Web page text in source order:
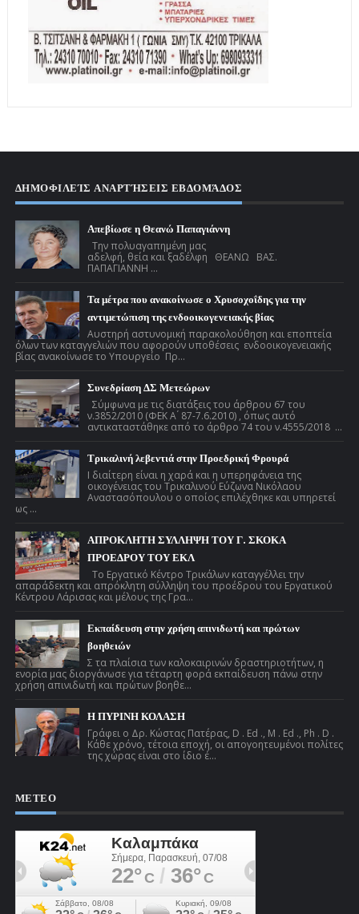
ΔΗΜΟΦΙΛΕΊΣ ΑΝΑΡΤΉΣΕΙΣ ΕΒΔΟΜΆΔΟΣ
Απεβίωσε η Θεανώ Παπαγιάννη
Την πολυαγαπημένη μας
αδελφή, θεία και ξαδέλφη ΘΕΑΝΩ ΒΑΣ.
ΠΑΠΑΓΙΑΝΝΗ ...
Τα μέτρα που ανακοίνωσε ο Χρυσοχοΐδης για την
αντιμετώπιση της ενδοοικογενειακής βίας
Αυστηρή αστυνομική παρακολούθηση και εποπτεία
όλων των καταγγελιών που αφορούν υποθέσεις ενδοοικογενειακής
βίας ανακοίνωσε το Υπουργείο Πρ...
Συνεδρίαση ΔΣ Μετεώρων
Σύμφωνα με τις διατάξεις του άρθρου 67 του
ν.3852/2010 (ΦΕΚ Α ́ 87-7.6.2010) , όπως αυτό
αντικαταστάθηκε από το άρθρο 74 του ν.4555/2018 ...
Τρικαλινή λεβεντιά στην Προεδρική Φρουρά
Ι διαίτερη είναι η χαρά και η υπερηφάνεια της
οικογένειας του Τρικαλινού Εύζωνα Νικόλαου
Αναστασόπουλου ο οποίος επιλέχθηκε και υπηρετεί
ως ...
ΑΠΡΟΚΛΗΤΗ ΣΥΛΛΗΨΗ ΤΟΥ Γ. ΣΚΟΚΑ
ΠΡΟΕΔΡΟΥ ΤΟΥ ΕΚΛ
Το Εργατικό Κέντρο Τρικάλων καταγγέλλει την
απαράδεκτη και απρόκλητη σύλληψη του προέδρου του Εργατικού
Κέντρου Λάρισας και μέλους της Γρα...
Εκπαίδευση στην χρήση απινιδωτή και πρώτων
βοηθειών
Σ τα πλαίσια των καλοκαιρινών δραστηριοτήτων, η
ενορία μας διοργάνωσε για τέταρτη φορά εκπαίδευση πάνω στην
χρήση απινιδωτή και πρώτων βοηθε...
Η ΠΥΡΙΝΗ ΚΟΛΑΣΗ
Γράφει ο Δρ. Κώστας Πατέρας, D . Ed ., M . Ed ., Ph . D .
Κάθε χρόνο, τέτοια εποχή, οι απογοητευμένοι πολίτες
της χώρας είναι στο ίδιο έ...
ΜΕΤΕΟ